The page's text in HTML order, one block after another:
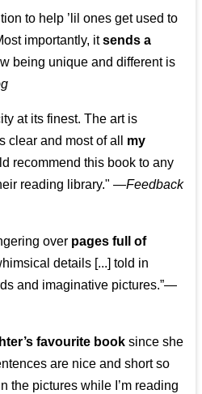
to help ’lil ones get used to
importantly, itsends a
being unique and different is
at its finest. The art is
clear and most of all my
recommend this book to any
reading library." —Feedback
over pages full of
details [...] told in
and imaginative pictures.”—
favourite booksince she
are nice and short so
the pictures while I’m reading